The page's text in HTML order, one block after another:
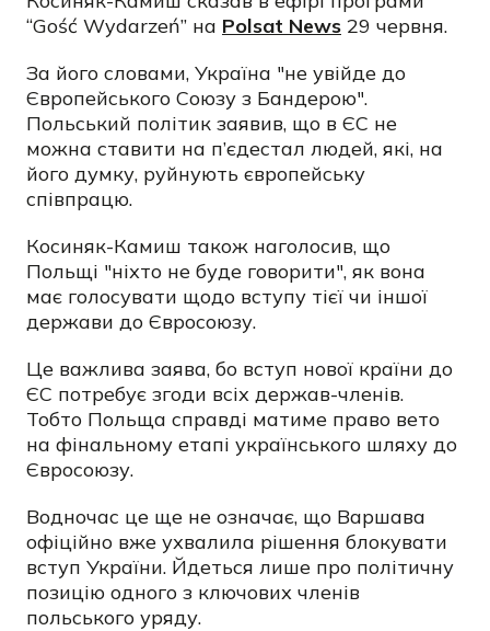
“Gość Wydarzeń” на Polsat News 29 червня.
За його словами, Україна "не увійде до
Європейського Союзу з Бандерою".
Польський політик заявив, що в ЄС не
можна ставити на п’єдестал людей, які, на
його думку, руйнують європейську
співпрацю.
Косиняк-Камиш також наголосив, що
Польщі "ніхто не буде говорити", як вона
має голосувати щодо вступу тієї чи іншої
держави до Євросоюзу.
Це важлива заява, бо вступ нової країни до
ЄС потребує згоди всіх держав-членів.
Тобто Польща справді матиме право вето
на фінальному етапі українського шляху до
Євросоюзу.
Водночас це ще не означає, що Варшава
офіційно вже ухвалила рішення блокувати
вступ України. Йдеться лише про політичну
позицію одного з ключових членів
польського уряду.